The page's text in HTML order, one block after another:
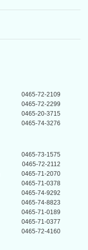
0465-72-2109
0465-72-2299
0465-20-3715
0465-74-3276
0465-73-1575
0465-72-2112
0465-71-2070
0465-71-0378
0465-74-9292
0465-74-8823
0465-71-0189
0465-71-0377
0465-72-4160